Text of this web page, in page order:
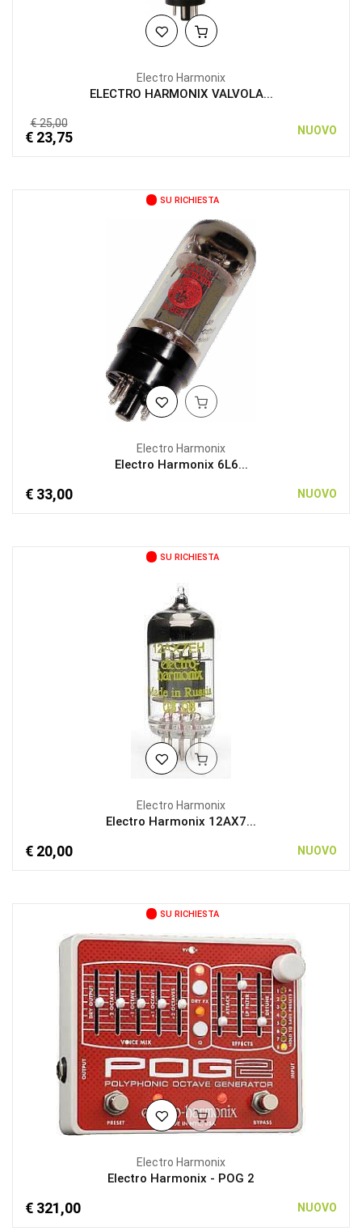
Electro Harmonix
ELECTRO HARMONIX VALVOLA...
€ 25,00
€ 23,75 NUOVO
SU RICHIESTA
Electro Harmonix
Electro Harmonix 6L6...
€ 33,00 NUOVO
SU RICHIESTA
Electro Harmonix
Electro Harmonix 12AX7...
€ 20,00 NUOVO
SU RICHIESTA
Electro Harmonix
Electro Harmonix - POG 2
€ 321,00 NUOVO